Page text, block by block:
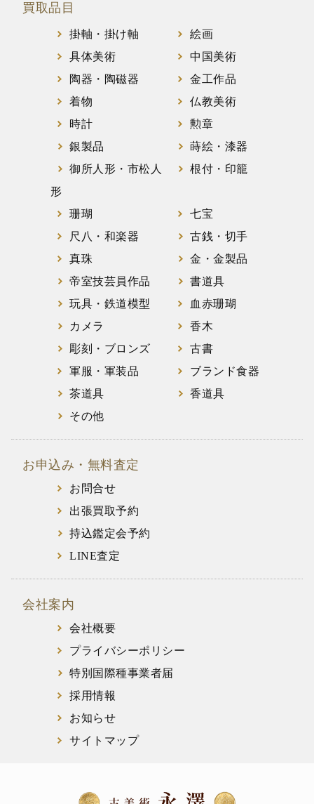
買取品目
掛軸・掛け軸
絵画
具体美術
中国美術
陶器・陶磁器
金工作品
着物
仏教美術
時計
勲章
銀製品
蒔絵・漆器
御所人形・市松人
形
根付・印籠
珊瑚
七宝
尺八・和楽器
古銭・切手
真珠
金・金製品
帝室技芸員作品
書道具
玩具・鉄道模型
血赤珊瑚
カメラ
香木
彫刻・ブロンズ
古書
軍服・軍装品
ブランド食器
茶道具
香道具
その他
お申込み・無料査定
お問合せ
出張買取予約
持込鑑定会予約
LINE査定
会社案内
会社概要
プライバシーポリシー
特別国際種事業者届
採用情報
お知らせ
サイトマップ